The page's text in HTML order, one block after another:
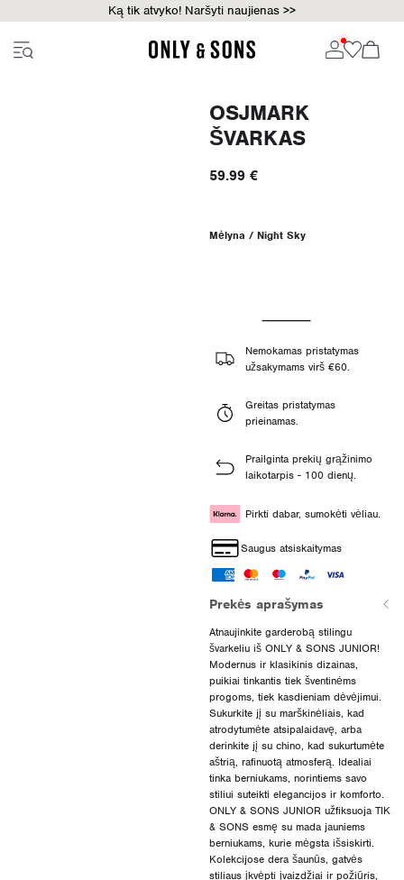
Ką tik atvyko! Naršyti naujienas >>
OSJMARK
ŠVARKAS
59.99 €
Mėlyna / Night Sky
Nemokamas pristatymas
užsakymams virš €60.
Greitas pristatymas
prieinamas.
Prailginta prekių grąžinimo
laikotarpis - 100 dienų.
Pirkti dabar, sumokėti vėliau.
Saugus atsiskaitymas
Prekės aprašymas
Atnaujinkite garderobą stilingu
švarkeliu iš ONLY & SONS JUNIOR!
Modernus ir klasikinis dizainas,
puikiai tinkantis tiek šventinėms
progoms, tiek kasdieniam dėvėjimui.
Sukurkite jį su marškinėliais, kad
atrodytumėte atsipalaidavę, arba
derinkite jį su chino, kad sukurtumėte
aštrią, rafinuotą atmosferą. Idealiai
tinka berniukams, norintiems savo
stiliui suteikti elegancijos ir komforto.
ONLY & SONS JUNIOR užfiksuoja TIK
& SONS esmę su mada jauniems
berniukams, kurie mėgsta išsiskirti.
Kolekcijose dera šaunūs, gatvės
stiliaus įkvėpti įvaizdžiai ir požiūris,